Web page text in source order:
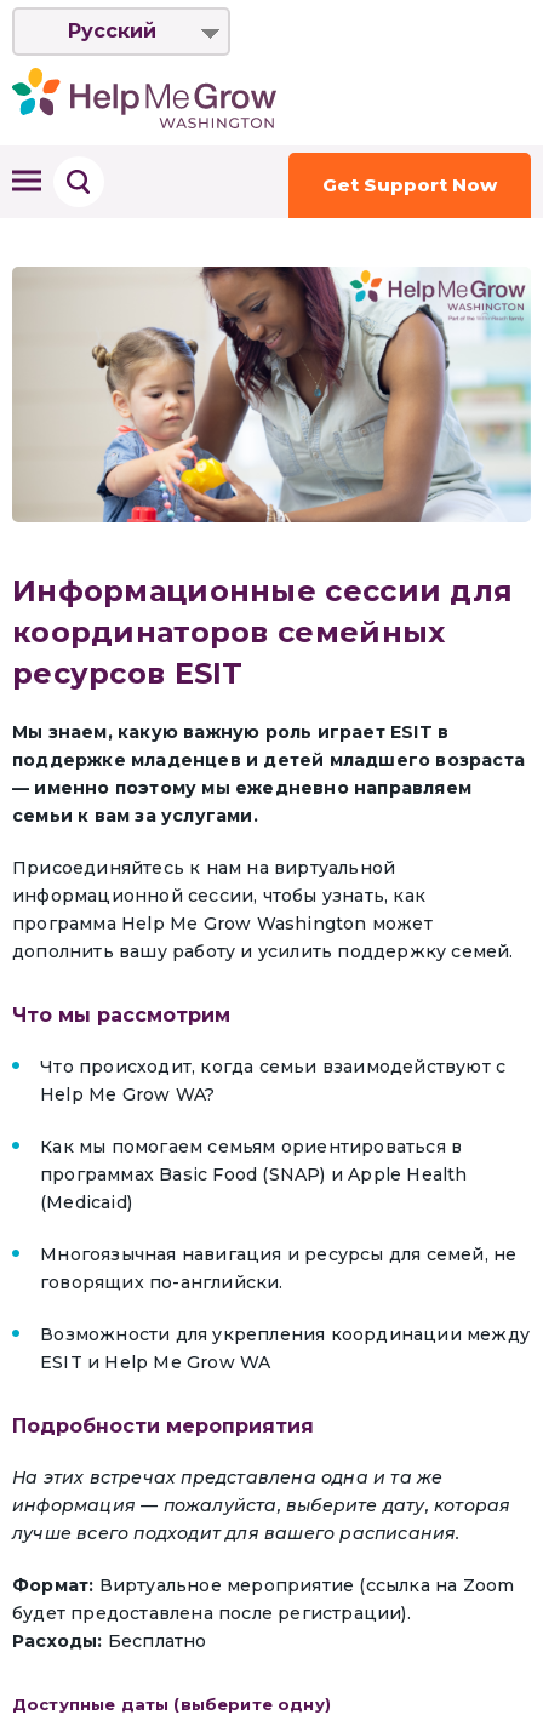
Русский
Get Support Now
Информационные сессии для
координаторов семейных
ресурсов ESIT
Мы знаем, какую важную роль играет ESIT в
поддержке младенцев и детей младшего возраста
— именно поэтому мы ежедневно направляем
семьи к вам за услугами.
Присоединяйтесь к нам на виртуальной
информационной сессии, чтобы узнать, как
программа Help Me Grow Washington может
дополнить вашу работу и усилить поддержку семей.
Что мы рассмотрим
Что происходит, когда семьи взаимодействуют с
Help Me Grow WA?
Как мы помогаем семьям ориентироваться в
программах Basic Food (SNAP) и Apple Health
(Medicaid)
Многоязычная навигация и ресурсы для семей, не
говорящих по-английски.
Возможности для укрепления координации между
ESIT и Help Me Grow WA
Подробности мероприятия
На этих встречах представлена одна и та же
информация — пожалуйста, выберите дату, которая
лучше всего подходит для вашего расписания.
Формат: Виртуальное мероприятие (ссылка на Zoom
будет предоставлена после регистрации).
Расходы: Бесплатно
Доступные даты (выберите одну)